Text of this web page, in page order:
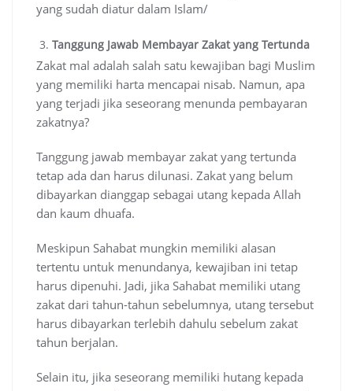
yang sudah diatur dalam Islam/
Tanggung Jawab Membayar Zakat yang Tertunda
Zakat mal adalah salah satu kewajiban bagi Muslim
yang memiliki harta mencapai nisab. Namun, apa
yang terjadi jika seseorang menunda pembayaran
zakatnya?
Tanggung jawab membayar zakat yang tertunda
tetap ada dan harus dilunasi. Zakat yang belum
dibayarkan dianggap sebagai utang kepada Allah
dan kaum dhuafa.
Meskipun Sahabat mungkin memiliki alasan
tertentu untuk menundanya, kewajiban ini tetap
harus dipenuhi. Jadi, jika Sahabat memiliki utang
zakat dari tahun-tahun sebelumnya, utang tersebut
harus dibayarkan terlebih dahulu sebelum zakat
tahun berjalan.
Selain itu, jika seseorang memiliki hutang kepada